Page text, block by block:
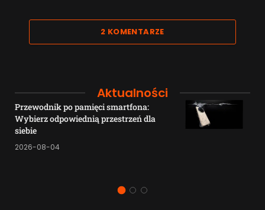
2 KOMENTARZE
Aktualności
Przewodnik po pamięci smartfona:
Wybierz odpowiednią przestrzeń dla
siebie
2026-08-04